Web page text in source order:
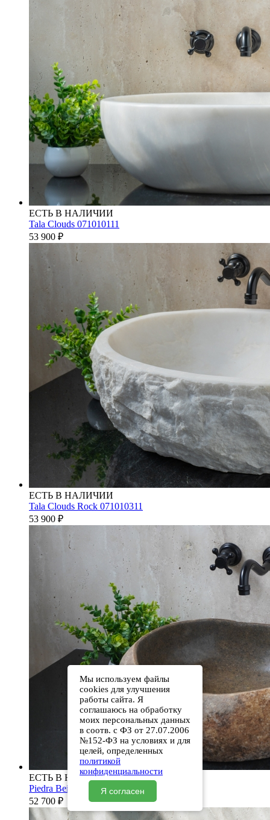
ЕСТЬ В НАЛИЧИИ
Tala Clouds 071010111
53 900 ₽
ЕСТЬ В НАЛИЧИИ
Tala Clouds Rock 071010311
53 900 ₽
ЕСТЬ В НАЛИЧИИ
Piedra Beige S286 00501111613
52 700 ₽
Мы используем файлы
cookies для улучшения
работы сайта. Я
соглашаюсь на обработку
моих персональных данных
в соотв. с ФЗ от 27.07.2006
№152-ФЗ на условиях и для
целей, определенных
политикой
конфиденциальности
Я согласен